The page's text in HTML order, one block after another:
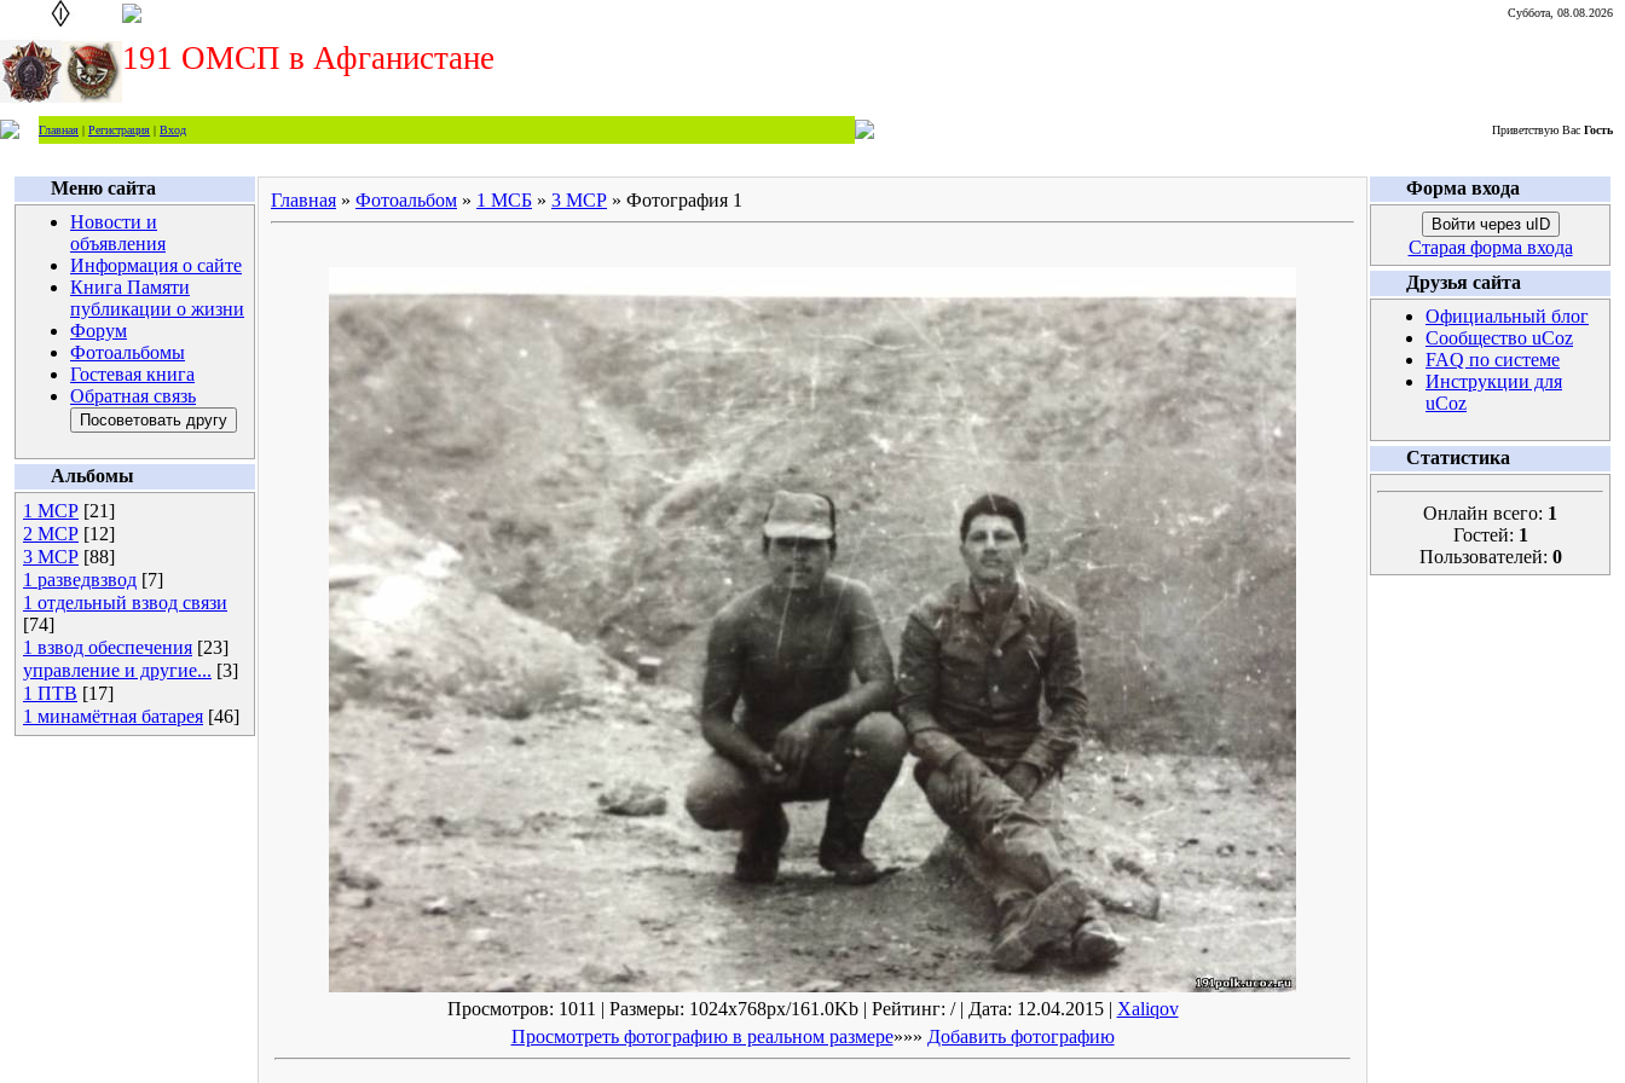
Суббота, 08.08.2026
191 ОМСП в Афганистане
Главная | Регистрация | Вход Приветствую Вас Гость
Меню сайта
Новости и
объявления
Информация о сайте
Книга Памяти
публикации о жизни
Форум
Фотоальбомы
Гостевая книга
Обратная связь
Альбомы
1 МСР [21]
2 МСР [12]
3 МСР [88]
1 разведвзвод [7]
1 отдельный взвод связи
[74]
1 взвод обеспечения [23]
управление и другие... [3]
1 ПТВ [17]
1 минамётная батарея [46]
Главная » Фотоальбом » 1 МСБ » 3 МСР » Фотография 1
Просмотров: 1011 | Размеры: 1024x768px/161.0Kb | Рейтинг: / | Дата: 12.04.2015 | Xaliqov
Просмотреть фотографию в реальном размере»»» Добавить фотографию
Форма входа
Войти через uID
Старая форма входа
Друзья сайта
Официальный блог
Сообщество uCoz
FAQ по системе
Инструкции для
uCoz
Статистика
Онлайн всего: 1
Гостей: 1
Пользователей: 0